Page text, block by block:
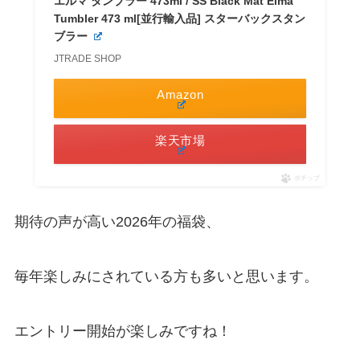
Tumbler 473 ml[並行輸入品] スターバックスタン
ブラー
JTRADE SHOP
Amazon
楽天市場
ポチップ
期待の声が高い2026年の福袋、
毎年楽しみにされている方も多いと思います。
エントリー開始が楽しみですね！